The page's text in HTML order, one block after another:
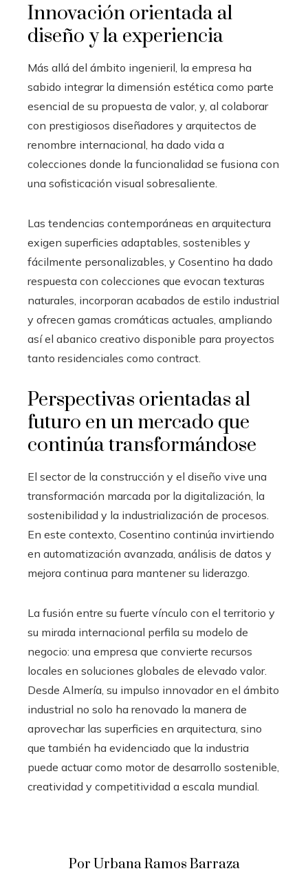
Innovación orientada al
diseño y la experiencia
Más allá del ámbito ingenieril, la empresa ha
sabido integrar la dimensión estética como parte
esencial de su propuesta de valor, y, al colaborar
con prestigiosos diseñadores y arquitectos de
renombre internacional, ha dado vida a
colecciones donde la funcionalidad se fusiona con
una sofisticación visual sobresaliente.
Las tendencias contemporáneas en arquitectura
exigen superficies adaptables, sostenibles y
fácilmente personalizables, y Cosentino ha dado
respuesta con colecciones que evocan texturas
naturales, incorporan acabados de estilo industrial
y ofrecen gamas cromáticas actuales, ampliando
así el abanico creativo disponible para proyectos
tanto residenciales como contract.
Perspectivas orientadas al
futuro en un mercado que
continúa transformándose
El sector de la construcción y el diseño vive una
transformación marcada por la digitalización, la
sostenibilidad y la industrialización de procesos.
En este contexto, Cosentino continúa invirtiendo
en automatización avanzada, análisis de datos y
mejora continua para mantener su liderazgo.
La fusión entre su fuerte vínculo con el territorio y
su mirada internacional perfila su modelo de
negocio: una empresa que convierte recursos
locales en soluciones globales de elevado valor.
Desde Almería, su impulso innovador en el ámbito
industrial no solo ha renovado la manera de
aprovechar las superficies en arquitectura, sino
que también ha evidenciado que la industria
puede actuar como motor de desarrollo sostenible,
creatividad y competitividad a escala mundial.
Por Urbana Ramos Barraza